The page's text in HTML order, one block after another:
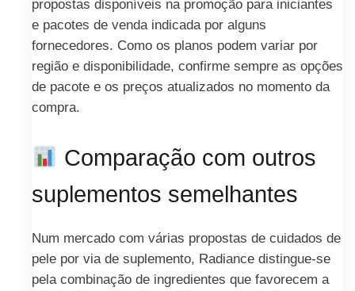
propostas disponíveis na promoção para iniciantes
e pacotes de venda indicada por alguns
fornecedores. Como os planos podem variar por
região e disponibilidade, confirme sempre as opções
de pacote e os preços atualizados no momento da
compra.
Comparação com outros
suplementos semelhantes
Num mercado com várias propostas de cuidados de
pele por via de suplemento, Radiance distingue-se
pela combinação de ingredientes que favorecem a